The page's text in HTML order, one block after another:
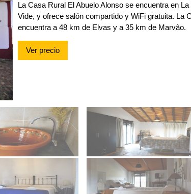
La Casa Rural El Abuelo Alonso se encuentra en
Vide, y ofrece salón compartido y WiFi gratuita. La
encuentra a 48 km de Elvas y a 35 km de Marvão.
Ver precio